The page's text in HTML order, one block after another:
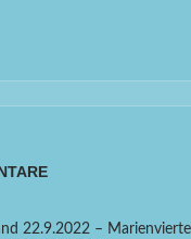
22.9.2022 –